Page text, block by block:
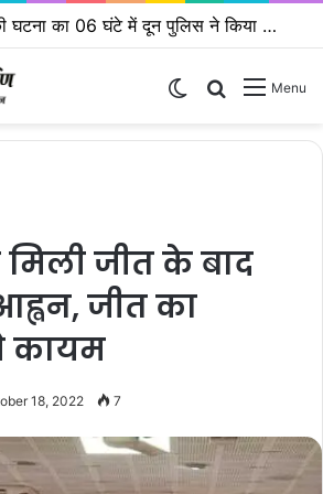
मोबाईल स्नैचिंग की घटना का 06 घंटे में दून पुलिस ने किया खुलासा
Menu
Search for
Switch skin
जीत के बाद
जीत का
कायम
18, 2022 7